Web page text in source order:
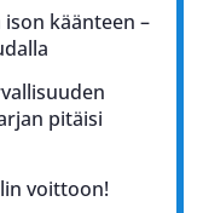
käänteen –
pitäisi
voittoon!